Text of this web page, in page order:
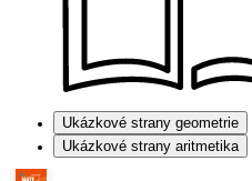
Ukázkové strany geometrie
Ukázkové strany aritmetika